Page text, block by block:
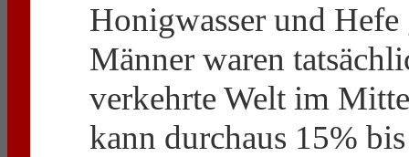
Honigwasser und
Männer waren
verkehrte Welt im
kann durchaus 15%